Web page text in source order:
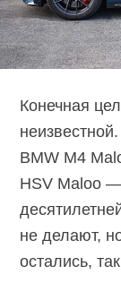
Конечная
BMW M4
HSV Maloo
не делают,
остались,